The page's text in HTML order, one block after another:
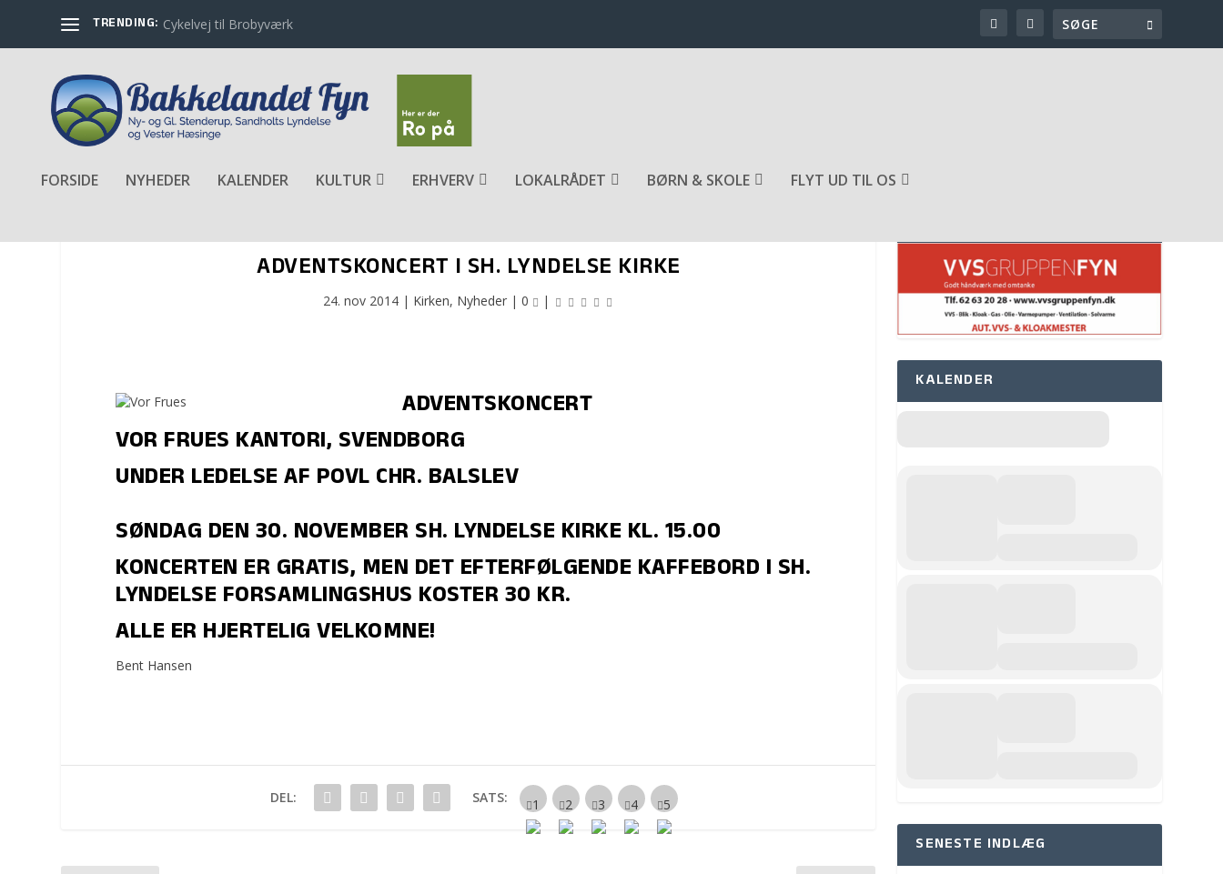
TRENDING: Cykelvej til Brobyværk
FORSIDE NYHEDER KALENDER KULTUR ERHVERV LOKALRÅDET BØRN & SKOLE FLYT UD TIL OS
ADVENTSKONCERT I SH. LYNDELSE KIRKE
24. nov 2014 | Kirken, Nyheder |0 |
ADVENTSKONCERT
VOR FRUES KANTORI, SVENDBORG
UNDER LEDELSE AF POVL CHR. BALSLEV
SØNDAG DEN 30. NOVEMBER SH. LYNDELSE KIRKE KL. 15.00
KONCERTEN ER GRATIS, MEN DET EFTERFØLGENDE KAFFEBORD I SH.
LYNDELSE FORSAMLINGSHUS KOSTER 30 KR.
ALLE ER HJERTELIG VELKOMNE!
Bent Hansen
DEL: SATS:
KALENDER
SENESTE INDLÆG